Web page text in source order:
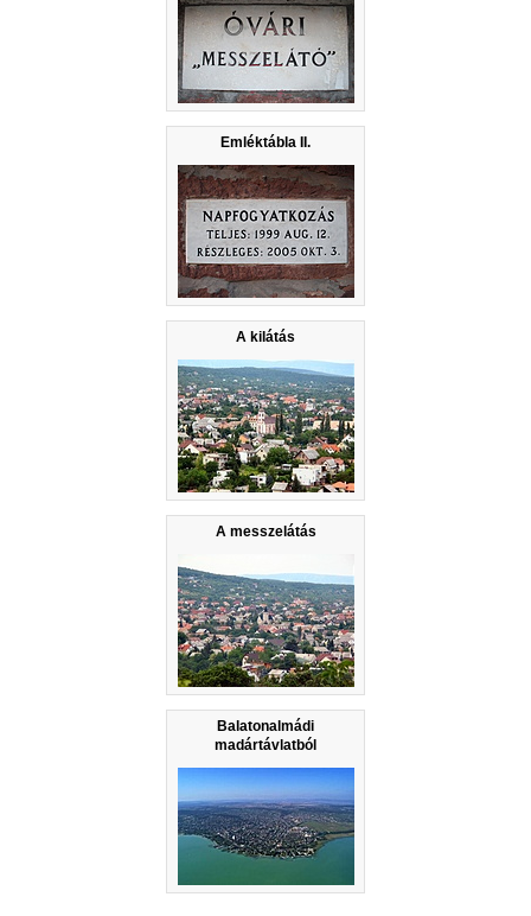
Emléktábla II.
A kilátás
A messzelátás
Balatonalmádi
madártávlatból